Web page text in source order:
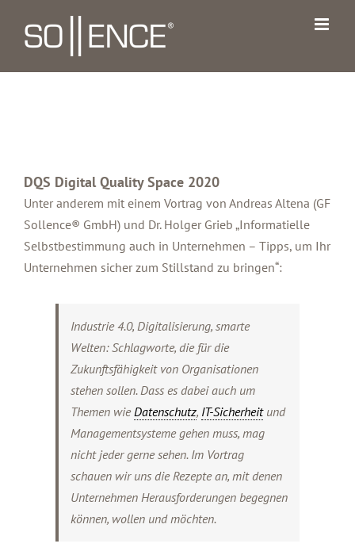
Inhalt
springen
DQS Digital Quality Space 2020
Unter anderem mit einem Vortrag von Andreas Altena (GF
Sollence® GmbH) und Dr. Holger Grieb „Informatielle
Selbstbestimmung auch in Unternehmen – Tipps, um Ihr
Unternehmen sicher zum Stillstand zu bringen“:
Industrie 4.0, Digitalisierung, smarte
Welten: Schlagworte, die für die
Zukunftsfähigkeit von Organisationen
stehen sollen. Dass es dabei auch um
Themen wieDatenschutz, IT-Sicherheitund
Managementsysteme gehen muss, mag
nicht jeder gerne sehen. Im Vortrag
schauen wir uns die Rezepte an, mit denen
Unternehmen Herausforderungen begegnen
können, wollen und möchten.